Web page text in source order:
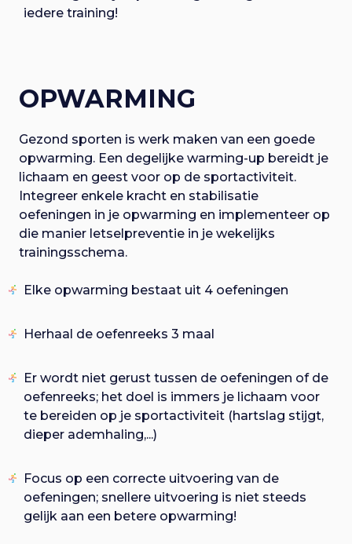
iedere training!
OPWARMING
Gezond sporten is werk maken van een goede
opwarming. Een degelijke warming-up bereidt je
lichaam en geest voor op de sportactiviteit.
Integreer enkele kracht en stabilisatie
oefeningen in je opwarming en implementeer op
die manier letselpreventie in je wekelijks
trainingsschema. ​
Elke opwarming bestaat uit 4 oefeningen
Herhaal de oefenreeks 3 maal
Er wordt niet gerust tussen de oefeningen of de
oefenreeks; het doel is immers je lichaam voor
te bereiden op je sportactiviteit (hartslag stijgt,
dieper ademhaling,...)
Focus op een correcte uitvoering van de
oefeningen; snellere uitvoering is niet steeds
gelijk aan een betere opwarming!